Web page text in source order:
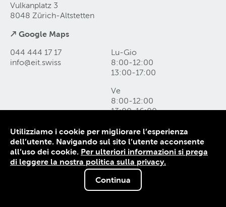
Vulkanplatz 3
8048 Zürich-Altstetten
↗ Google Maps
044 444 17 17
info@eit swiss
Lu-Gio
8:00-12:00
13:00-17:00
Ve
8:00-12:00
13:00-16:00
Come raggiungerci e form di contatto
Protezione dei dati
Colophon
CG
© 1906-2026 EIT.swiss
Utilizziamo i cookie per migliorare l’esperienza
dell’utente. Navigando sul sito l’utente acconsente
all’uso dei cookie. Per ulteriori informazioni si prega
di leggere la nostra politica sulla privacy.
Continua